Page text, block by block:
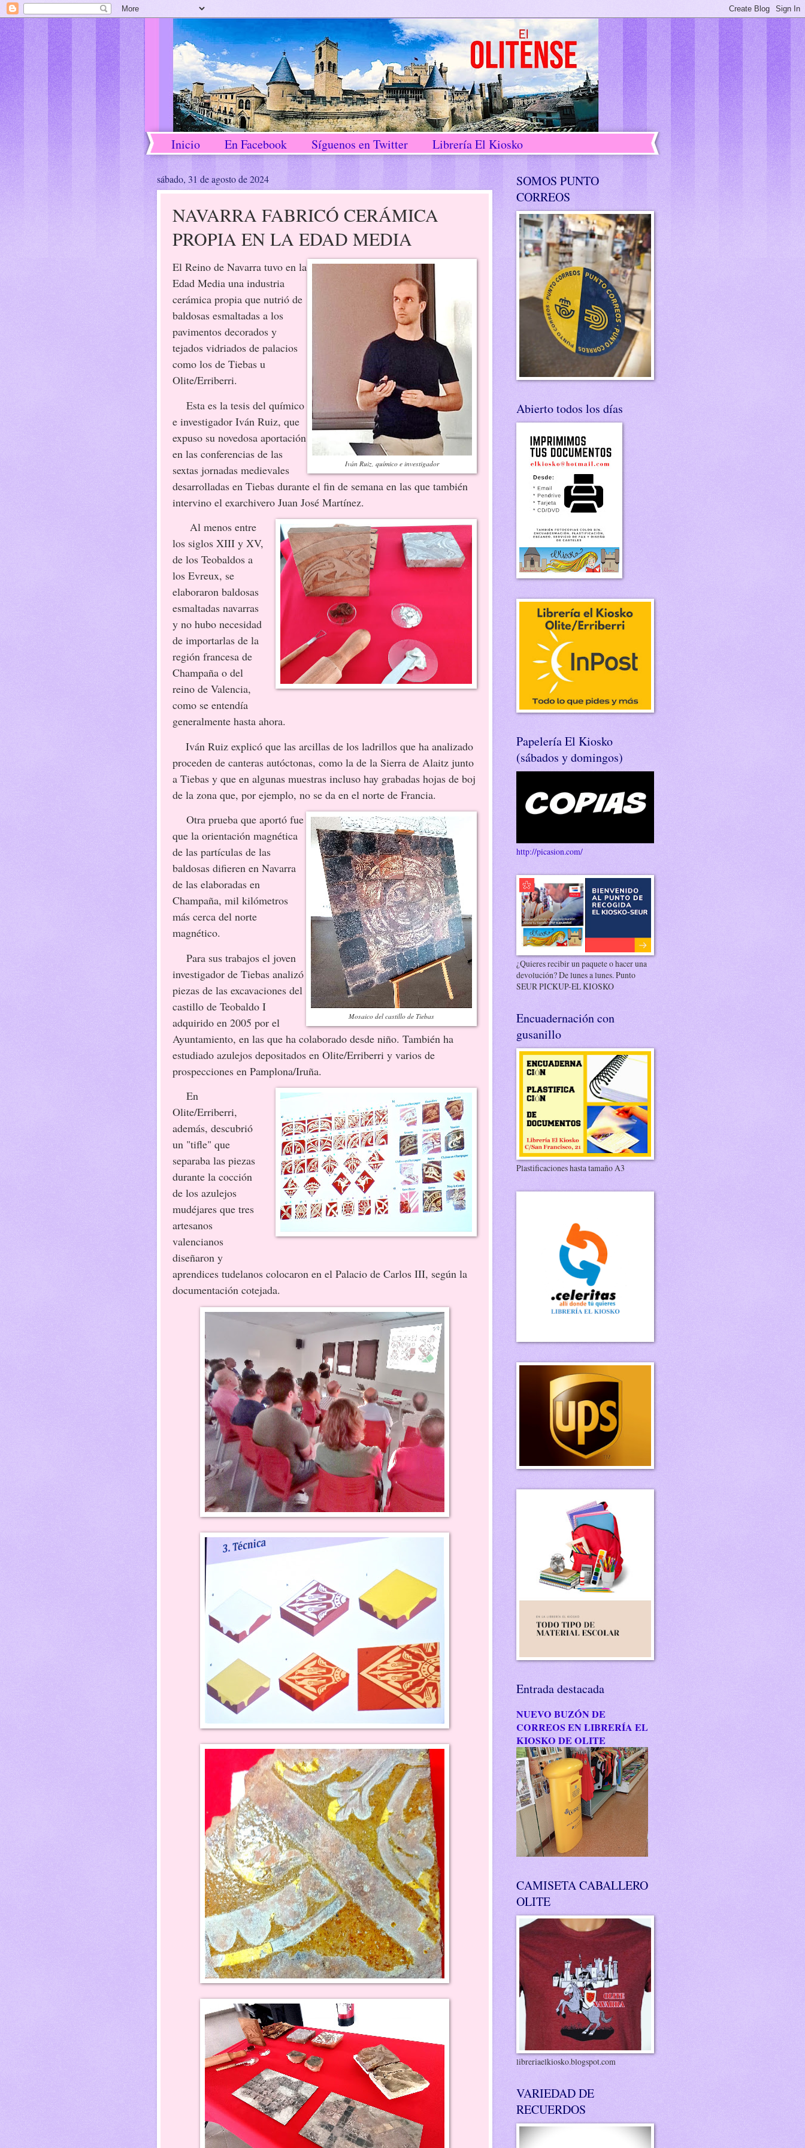
Inicio En Facebook Síguenos en Twitter Librería El Kiosko
sábado, 31 de agosto de 2024
NAVARRA FABRICÓ CERÁMICA
PROPIA EN LA EDAD MEDIA
Iván Ruiz, químico e investigador
El Reino de Navarra tuvo en la
Edad Media una industria
cerámica propia que nutrió de
baldosas esmaltadas a los
pavimentos decorados y
tejados vidriados de palacios
como los de Tiebas u
Olite/Erriberri.
Esta es la tesis del químico
e investigador Iván Ruiz, que
expuso su novedosa aportación
en las conferencias de las
sextas jornadas medievales
desarrolladas en Tiebas durante el fin de semana en las que también
intervino el exarchivero Juan José Martínez.
Al menos entre
los siglos XIII y XV,
de los Teobaldos a
los Evreux, se
elaboraron baldosas
esmaltadas navarras
y no hubo necesidad
de importarlas de la
región francesa de
Champaña o del
reino de Valencia,
como se entendía
generalmente hasta ahora.
Iván Ruiz explicó que las arcillas de los ladrillos que ha analizado
proceden de canteras autóctonas, como la de la Sierra de Alaitz junto
a Tiebas y que en algunas muestras incluso hay grabadas hojas de boj
de la zona que, por ejemplo, no se da en el norte de Francia.
Mosaico del castillo de Tiebas
Otra prueba que aportó fue
que la orientación magnética
de las partículas de las
baldosas difieren en Navarra
de las elaboradas en
Champaña, mil kilómetros
más cerca del norte
magnético.
Para sus trabajos el joven
investigador de Tiebas analizó
piezas de las excavaciones del
castillo de Teobaldo I
adquirido en 2005 por el
Ayuntamiento, en las que ha colaborado desde niño. También ha
estudiado azulejos depositados en Olite/Erriberri y varios de
prospecciones en Pamplona/Iruña.
En
Olite/Erriberri,
además, descubrió
un "tifle" que
separaba las piezas
durante la cocción
de los azulejos
mudéjares que tres
artesanos
valencianos
diseñaron y
aprendices tudelanos colocaron en el Palacio de Carlos III, según la
documentación cotejada.
SOMOS PUNTO
CORREOS
Abierto todos los días
Papelería El Kiosko
(sábados y domingos)
http://picasion.com/
¿Quieres recibir un paquete o hacer una
devolución? De lunes a lunes. Punto
SEUR PICKUP-EL KIOSKO
Encuadernación con
gusanillo
Plastificaciones hasta tamaño A3
Entrada destacada
NUEVO BUZÓN DE
CORREOS EN LIBRERÍA EL
KIOSKO DE OLITE
CAMISETA CABALLERO
OLITE
libreriaelkiosko.blogspot.com
VARIEDAD DE
RECUERDOS